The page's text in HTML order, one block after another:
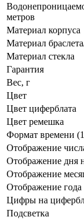
метров
Материал корпуса
Материал
Материал стекла
Гарантия
Вес, г
Цвет
Цвет циферблата
Цвет ремешка
Формат времени
Отображение
Отображение дня
Отображение
Отображение года
Цифры на
Подсветка